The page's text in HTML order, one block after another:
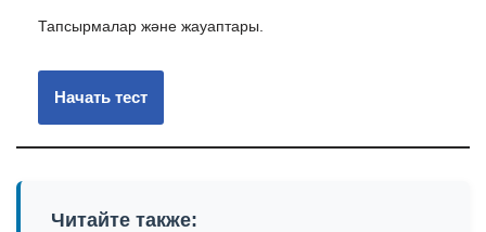
Тапсырмалар және жауаптары.
Читайте также: